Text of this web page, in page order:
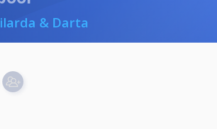
& Darta